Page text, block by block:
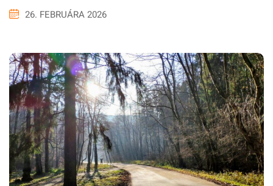
26. FEBRUÁRA 2026